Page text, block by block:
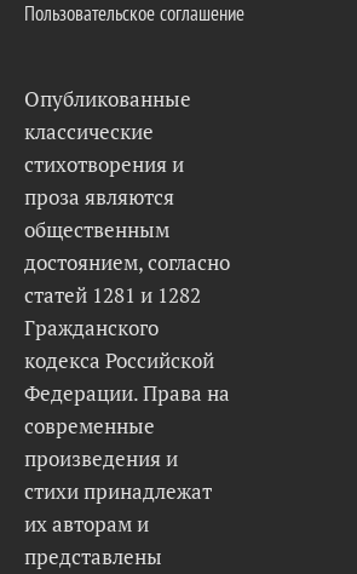
Пользовательское соглашение
Опубликованные
классические
стихотворения и
проза являются
общественным
достоянием, согласно
статей 1281 и 1282
Гражданского
кодекса Российской
Федерации. Права на
современные
произведения и
стихи принадлежат
их авторам и
представлены